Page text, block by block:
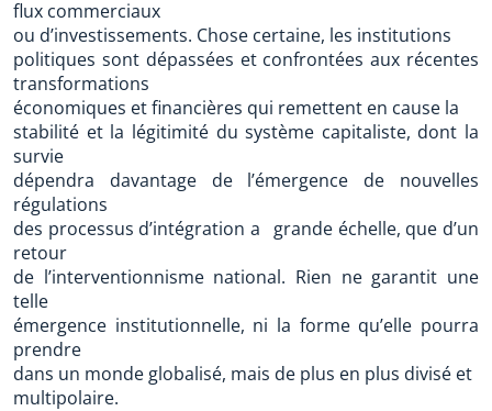
flux commerciaux
ou d’investissements. Chose certaine, les institutions
politiques sont dépassées et confrontées aux récentes
transformations
économiques et financières qui remettent en cause la
stabilité et la légitimité du système capitaliste, dont la
survie
dépendra davantage de l’émergence de nouvelles
régulations
des processus d’intégration a grande échelle, que d’un
retour
de l’interventionnisme national. Rien ne garantit une
telle
émergence institutionnelle, ni la forme qu’elle pourra
prendre
dans un monde globalisé, mais de plus en plus divisé et
multipolaire.